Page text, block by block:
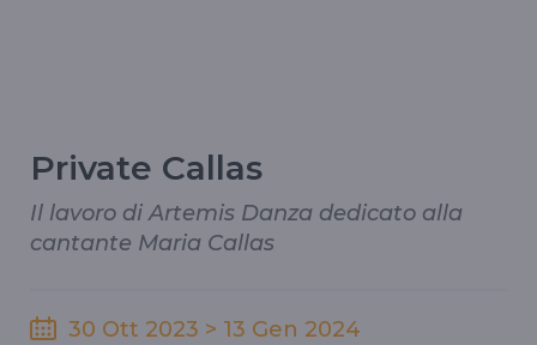
Private Callas
Il lavoro di Artemis Danza dedicato alla
cantante Maria Callas
30 Ott 2023 > 13 Gen 2024